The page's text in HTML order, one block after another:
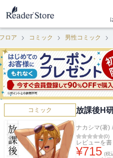
ロア コミック 男性コミック
コミック 放課後H
ナカシマ(著) /
(0)
レビューを書
¥715 (税